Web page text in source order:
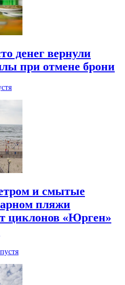
денег вернули
при отмене брони
и смытые
пляжи
циклонов «Юрген»